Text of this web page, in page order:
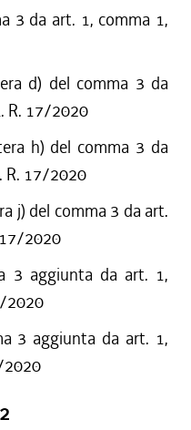
3 da art. 1, comma 1,
d) del comma 3 da
R. 17/2020
h) del comma 3 da
R. 17/2020
j) del comma 3 da art.
2020
3 aggiunta da art. 1,
2020
3 aggiunta da art. 1,
2020